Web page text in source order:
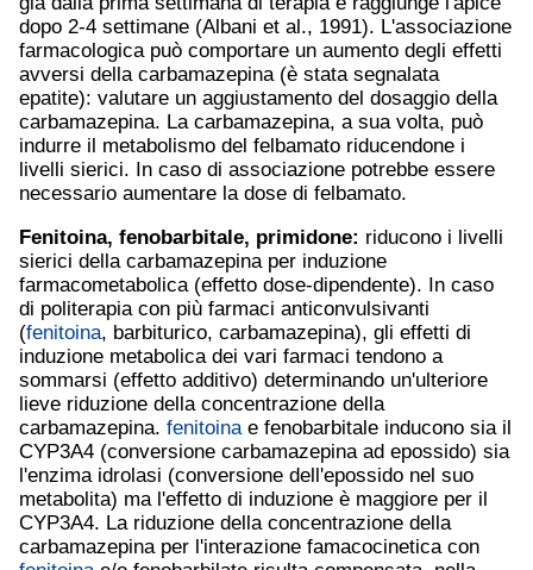
dopo 2-4 settimane (Albani et al., 1991). L'associazione
farmacologica può comportare un aumento degli effetti
avversi della carbamazepina (è stata segnalata
epatite): valutare un aggiustamento del dosaggio della
carbamazepina. La carbamazepina, a sua volta, può
indurre il metabolismo del felbamato riducendone i
livelli sierici. In caso di associazione potrebbe essere
necessario aumentare la dose di felbamato.
Fenitoina, fenobarbitale, primidone: riducono i livelli
sierici della carbamazepina per induzione
farmacometabolica (effetto dose-dipendente). In caso
di politerapia con più farmaci anticonvulsivanti
(fenitoina, barbiturico, carbamazepina), gli effetti di
induzione metabolica dei vari farmaci tendono a
sommarsi (effetto additivo) determinando un'ulteriore
lieve riduzione della concentrazione della
carbamazepina. fenitoinae fenobarbitale inducono sia il
CYP3A4 (conversione carbamazepina ad epossido) sia
l'enzima idrolasi (conversione dell'epossido nel suo
metabolita) ma l'effetto di induzione è maggiore per il
CYP3A4. La riduzione della concentrazione della
carbamazepina per l'interazione famacocinetica con